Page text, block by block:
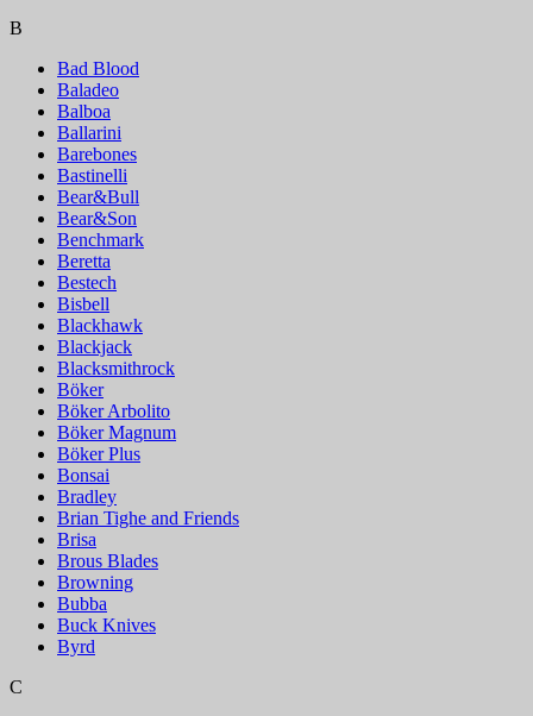
B
Bad Blood
Baladeo
Balboa
Ballarini
Barebones
Bastinelli
Bear&Bull
Bear&Son
Benchmark
Beretta
Bestech
Bisbell
Blackhawk
Blackjack
Blacksmithrock
Böker
Böker Arbolito
Böker Magnum
Böker Plus
Bonsai
Bradley
Brian Tighe and Friends
Brisa
Brous Blades
Browning
Bubba
Buck Knives
Byrd
C